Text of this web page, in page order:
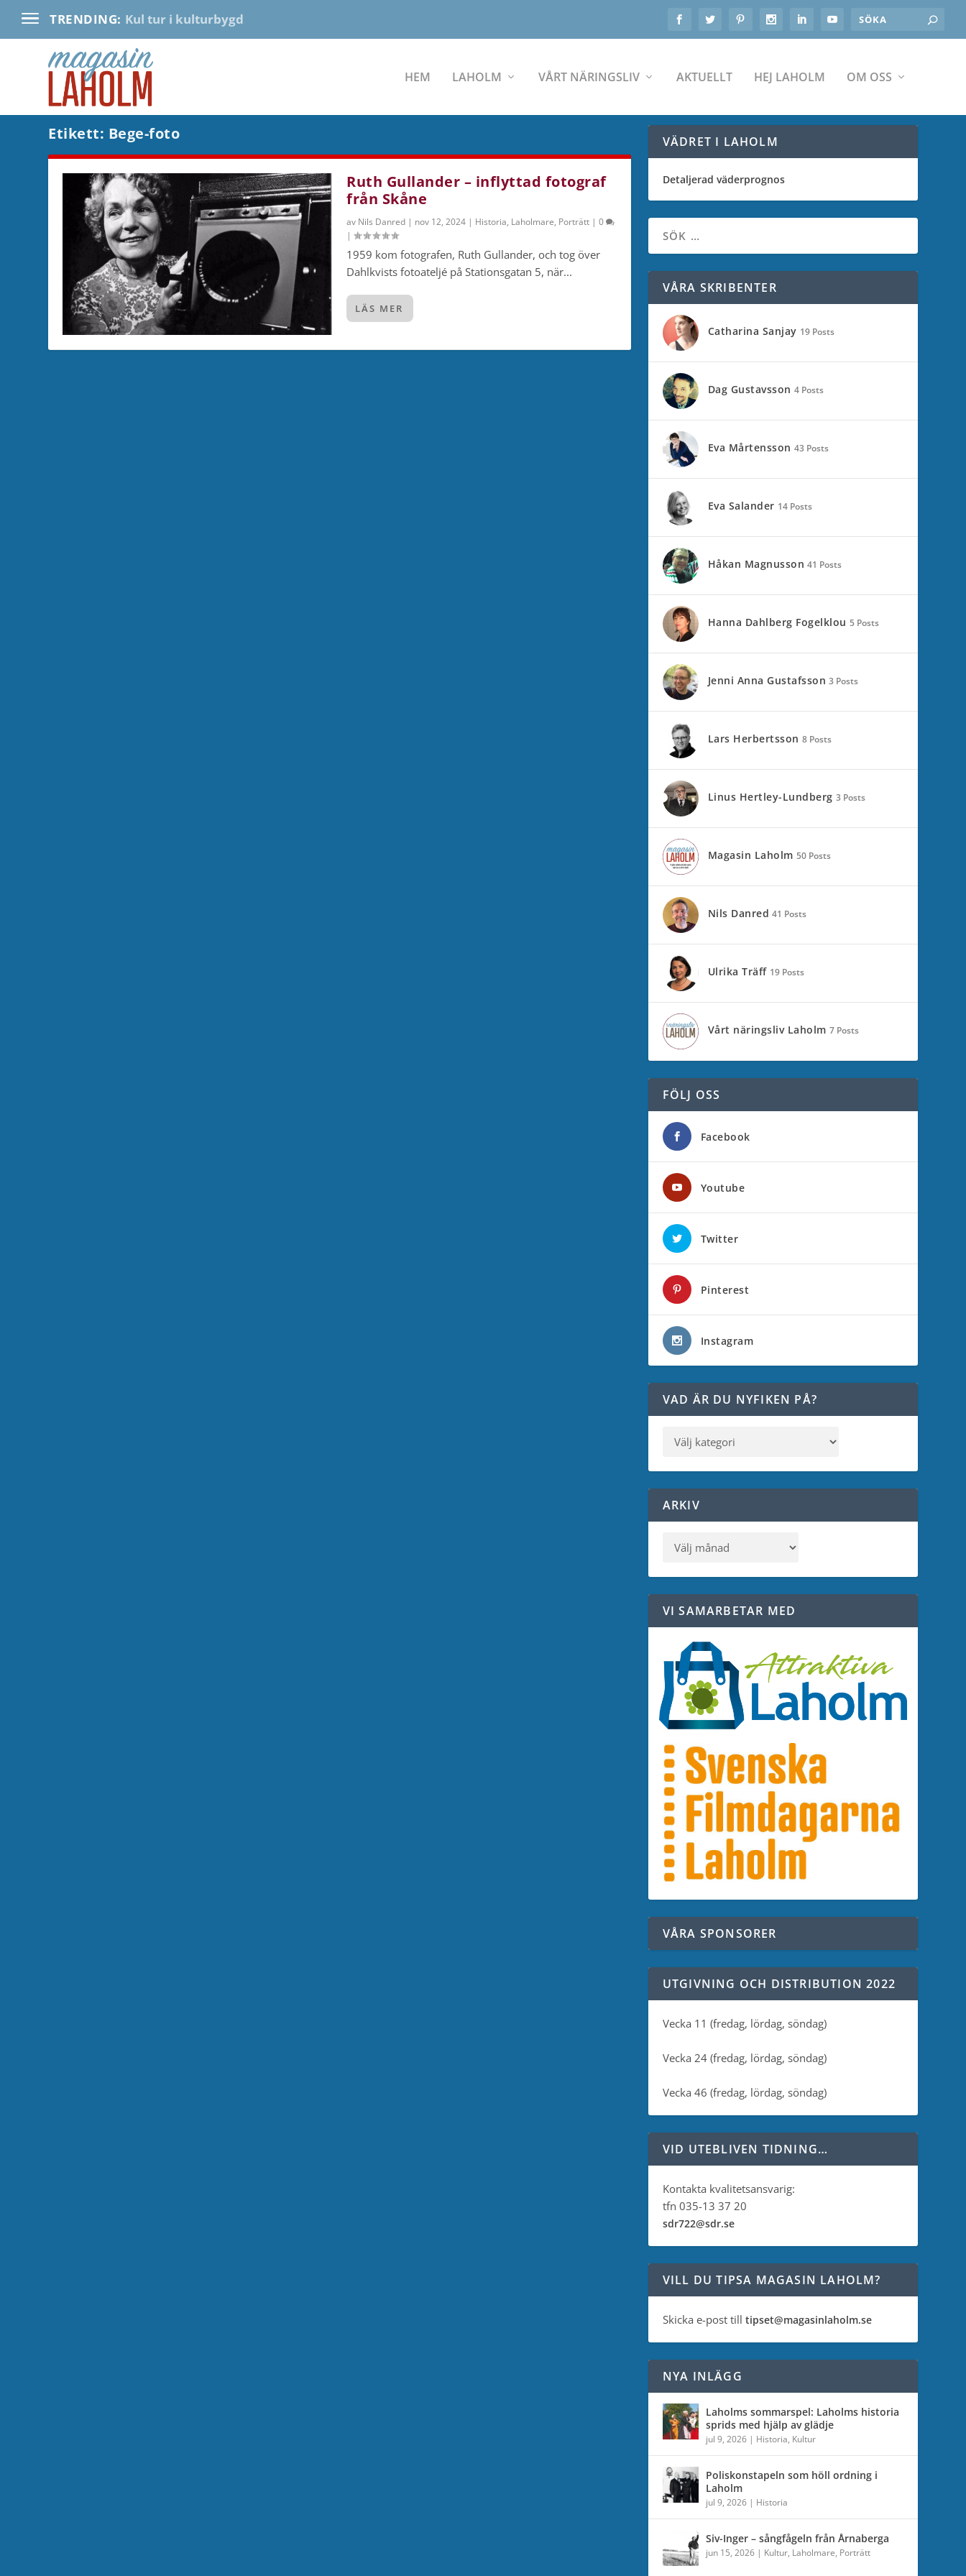
TRENDING: Kul tur i kulturbygd
HEM LAHOLM VÅRT NÄRINGSLIV AKTUELLT HEJ LAHOLM OM OSS
Etikett: Bege-foto
Ruth Gullander – inflyttad fotograf
från Skåne
av Nils Danred | nov 12, 2024 | Historia, Laholmare, Porträtt |0
|
1959 kom fotografen, Ruth Gullander, och tog över
Dahlkvists fotoateljé på Stationsgatan 5, när...
LÄS MER
VÄDRET I LAHOLM
Detaljerad väderprognos
VÅRA SKRIBENTER
Catharina Sanjay 19 Posts
Dag Gustavsson 4 Posts
Eva Mårtensson 43 Posts
Eva Salander 14 Posts
Håkan Magnusson 41 Posts
Hanna Dahlberg Fogelklou 5 Posts
Jenni Anna Gustafsson 3 Posts
Lars Herbertsson 8 Posts
Linus Hertley-Lundberg 3 Posts
Magasin Laholm 50 Posts
Nils Danred 41 Posts
Ulrika Träff 19 Posts
Vårt näringsliv Laholm 7 Posts
FÖLJ OSS
Facebook
Youtube
Twitter
Pinterest
Instagram
VAD ÄR DU NYFIKEN PÅ?
ARKIV
VI SAMARBETAR MED
VÅRA SPONSORER
UTGIVNING OCH DISTRIBUTION 2022
Vecka 11 (fredag, lördag, söndag)
Vecka 24 (fredag, lördag, söndag)
Vecka 46 (fredag, lördag, söndag)
VID UTEBLIVEN TIDNING…
Kontakta kvalitetsansvarig:
tfn 035-13 37 20
sdr722@sdr.se
VILL DU TIPSA MAGASIN LAHOLM?
Skicka e-post till tipset@magasinlaholm.se
NYA INLÄGG
Laholms sommarspel: Laholms historia
sprids med hjälp av glädje
jul 9, 2026| Historia, Kultur
Poliskonstapeln som höll ordning i
Laholm
jul 9, 2026| Historia
Siv-Inger – sångfågeln från Årnaberga
jun 15, 2026| Kultur, Laholmare, Porträtt